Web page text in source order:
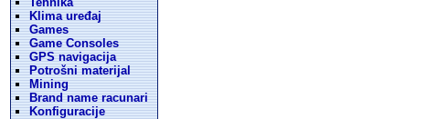
Klima uređaj
Games
Game Consoles
GPS navigacija
Potrošni materijal
Mining
Brand name racunari
Konfiguracije